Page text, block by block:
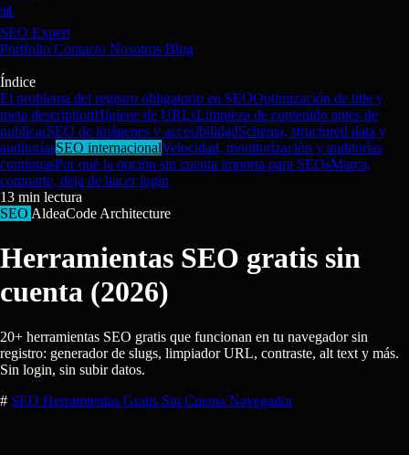
📊
SEO Expert
Portfolio Contacto Nosotros Blog
Índice
El problema del registro obligatorio en SEOOptimización de title y
meta descriptionHigiene de URLsLimpieza de contenido antes de
publicarSEO de imágenes y accesibilidadSchema, structured data y
auditoríasSEO internacionalVelocidad, monitorización y auditorías
continuasPor qué la opción sin cuenta importa para SEOsMarca,
comparte, deja de hacer login
13 min lectura
SEO AldeaCode Architecture
Herramientas SEO gratis sin
cuenta (2026)
20+ herramientas SEO gratis que funcionan en tu navegador sin
registro: generador de slugs, limpiador URL, contraste, alt text y más.
Sin login, sin subir datos.
# SEO Herramientas Gratis Sin Cuenta Navegador